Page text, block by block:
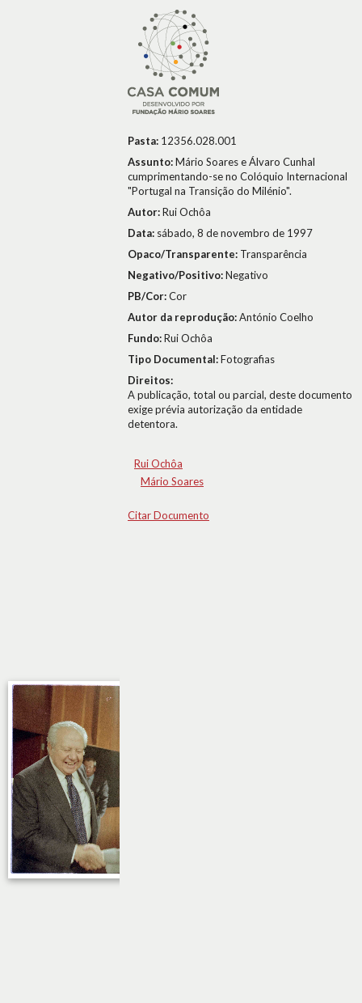
Pasta: 12356.028.001
Assunto:Mário Soares e Álvaro Cunhal
cumprimentando-se no Colóquio Internacional
"Portugal na Transição do Milénio".
Autor:Rui Ochôa
Data: sábado, 8 de novembro de 1997
Opaco/Transparente: Transparência
Negativo/Positivo:Negativo
PB/Cor:Cor
Autor da reprodução:António Coelho
Fundo:Rui Ochôa
Tipo Documental:Fotografias
Direitos:
A publicação, total ou parcial, deste documento
exige prévia autorização da entidade
detentora.
Rui Ochôa
Mário Soares
Citar Documento